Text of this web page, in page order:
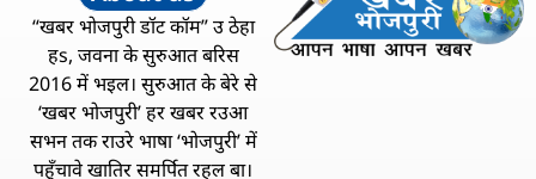
“खबर भोजपुरी डॉट कॉम” उ ठेहा
हs, जवना के सुरुआत बरिस
2016 में भइल। सुरुआत के बेरे से
‘खबर भोजपुरी’ हर खबर रउआ
सभन तक राउरे भाषा ‘भोजपुरी’ में
पहुँचावे खातिर समर्पित रहल बा।